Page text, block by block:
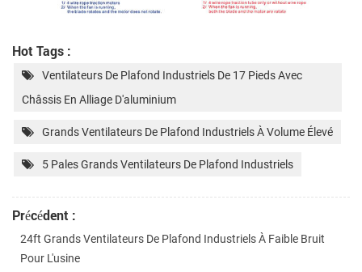
Hot Tags :
Ventilateurs De Plafond Industriels De 17 Pieds Avec
Châssis En Alliage D'aluminium
Grands Ventilateurs De Plafond Industriels À Volume Élevé
5 Pales Grands Ventilateurs De Plafond Industriels
Précédent :
24ft Grands Ventilateurs De Plafond Industriels À Faible Bruit
Pour L'usine